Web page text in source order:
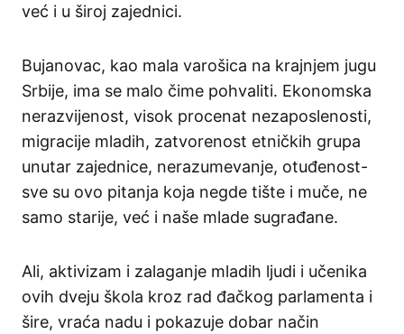
već i u široj zajednici.
Bujanovac, kao mala varošica na krajnjem jugu
Srbije, ima se malo čime pohvaliti. Ekonomska
nerazvijenost, visok procenat nezaposlenosti,
migracije mladih, zatvorenost etničkih grupa
unutar zajednice, nerazumevanje, otuđenost-
sve su ovo pitanja koja negde tište i muče, ne
samo starije, već i naše mlade sugrađane.
Ali, aktivizam i zalaganje mladih ljudi i učenika
ovih dveju škola kroz rad đačkog parlamenta i
šire, vraća nadu i pokazuje dobar način